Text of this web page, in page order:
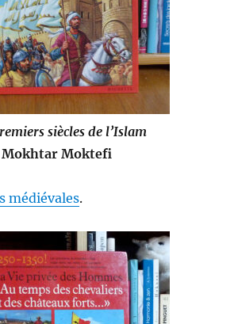
siècles de l’Islam
Mokhtar Moktefi
médiévales.